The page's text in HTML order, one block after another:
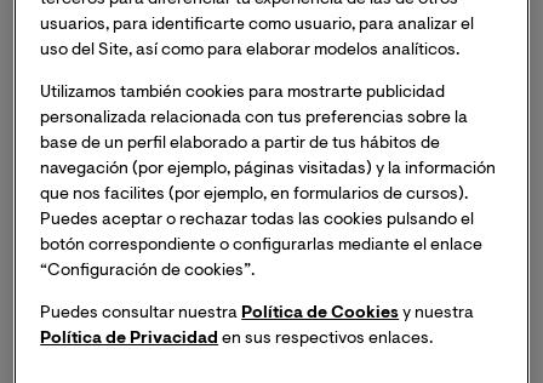
España reciente".Inscripción necesaria. Recibirás el
mismo día del evento un enlace para acceder a la
Sesión práctica sobre los asesinos en serie en la España
reciente para poder conocer la perfilación y la
actividad profesional sobre este tipo de delincuentes
desde la criminología forense.
Aurora Adam Morell
usuarios, para identificarte como usuario, para analizar el
uso del Site, así como para elaborar modelos analíticos.
Utilizamos también cookies para mostrarte publicidad
personalizada relacionada con tus preferencias sobre la
base de un perfil elaborado a partir de tus hábitos de
navegación (por ejemplo, páginas visitadas) y la información
que nos facilites (por ejemplo, en formularios de cursos).
Puedes aceptar o rechazar todas las cookies pulsando el
botón correspondiente o configurarlas mediante el enlace
“Configuración de cookies”.
Puedes consultar nuestra Política de Cookies y nuestra
Política de Privacidad en sus respectivos enlaces.